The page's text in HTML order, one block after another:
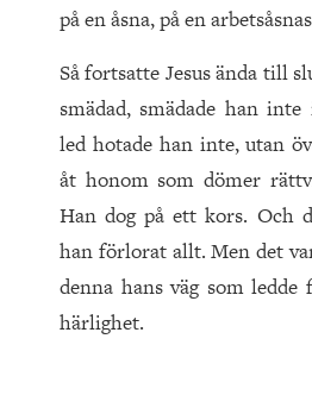
på en åsna, på en
Så fortsatte Jesus ända till
smädad, smädade han
led hotade han inte, utan
åt honom som dömer
Han dog på ett kors. Och
han förlorat allt. Men det
denna hans väg som
härlighet.